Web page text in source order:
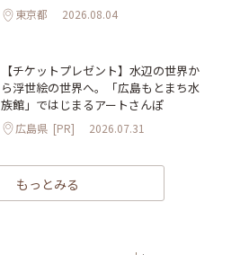
東京都 2026.08.04
【チケットプレゼント】水辺の世界か
ら浮世絵の世界へ。「広島もとまち水
族館」ではじまるアートさんぽ
広島県 [PR] 2026.07.31
もっとみる